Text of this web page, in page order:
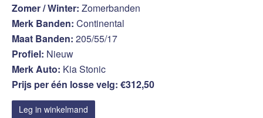
Zomer / Winter: Zomerbanden
Merk Banden: Continental
Maat Banden: 205/55/17
Profiel: Nieuw
Merk Auto: Kia Stonic
Prijs per één losse velg: €312,50
Leg in winkelmand